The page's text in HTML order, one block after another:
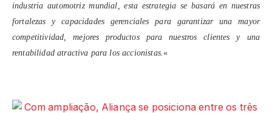
industria automotriz mundial, esta estrategia se basará en nuestras
fortalezas y capacidades gerenciales para garantizar una mayor
competitividad, mejores productos para nuestros clientes y una
rentabilidad atractiva para los accionistas.«